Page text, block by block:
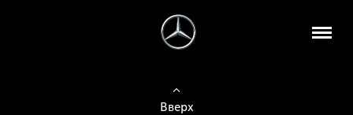
Вверх